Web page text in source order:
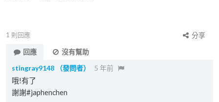
1 則回應
分享
回應
沒有幫助
stingray9148
（發問者） 5 年前
哦!有了
謝謝#japhenchen